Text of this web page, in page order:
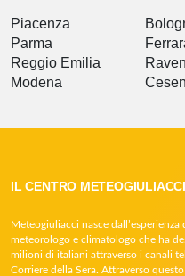
Piacenza
Parma
Reggio Emilia
Modena
IL CENTRO METEOGIULIACCI
Meteogiuliacci nasce
meteorologo e climatologo che ha
milioni di italiani attraverso i canali
Corriere della Sera. Attraverso